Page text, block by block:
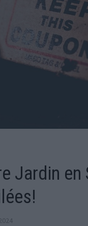
Jardin en